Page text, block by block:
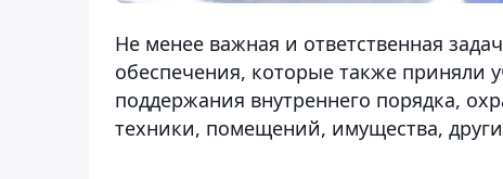
Не менее важная и ответственная
обеспечения, которые также приняли
поддержания внутреннего порядка,
техники, помещений, имущества,